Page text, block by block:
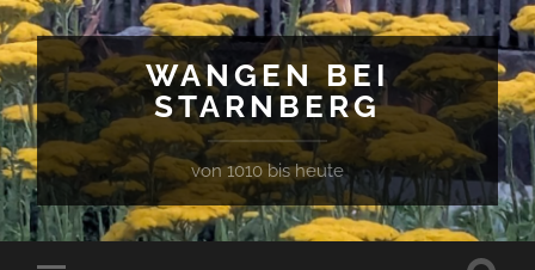
WANGEN BEI
STARNBERG
von 1010 bis heute